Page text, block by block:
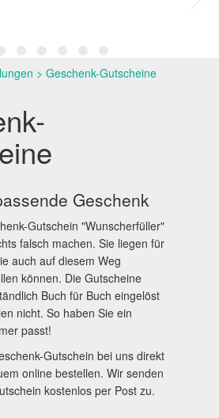
> Geschenk-Gutscheine
Geschenk
Gutschein "Wunscherfüller"
falsch machen. Sie liegen für
auch auf diesem Weg
können. Die Gutscheine
Buch für Buch eingelöst
nicht. So haben Sie ein
passt!
Gutschein bei uns direkt
online bestellen. Wir senden
kostenlos per Post zu.